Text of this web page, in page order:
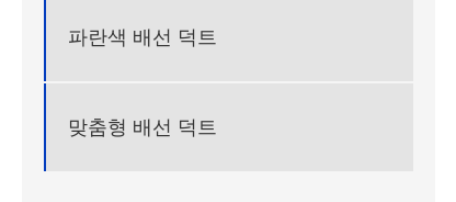
파란색 배선 덕트
맞춤형 배선 덕트